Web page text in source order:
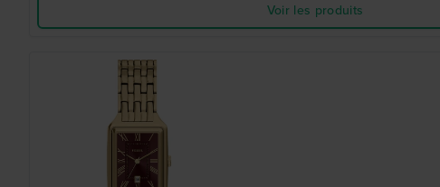
Voir les produits